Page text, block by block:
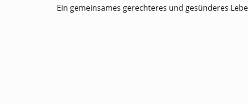
Ein gemeinsames gerechteres und gesünderes